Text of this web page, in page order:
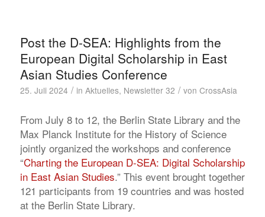
Post the D-SEA: Highlights from the
European Digital Scholarship in East
Asian Studies Conference
25. Juli 2024 / in Aktuelles, Newsletter 32 / von CrossAsia
From July 8 to 12, the Berlin State Library and the
Max Planck Institute for the History of Science
jointly organized the workshops and conference
“Charting the European D-SEA: Digital Scholarship
in East Asian Studies.” This event brought together
121 participants from 19 countries and was hosted
at the Berlin State Library.